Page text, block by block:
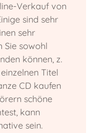
Verkauf von
sind sehr
sehr
Sie sowohl
können, z.
Titel
CD kaufen
schöne
kann
sein.